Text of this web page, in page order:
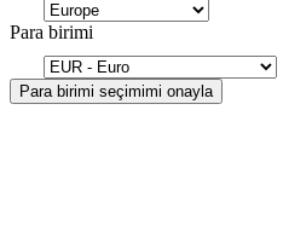
Para birimi
Para birimi seçimimi onayla